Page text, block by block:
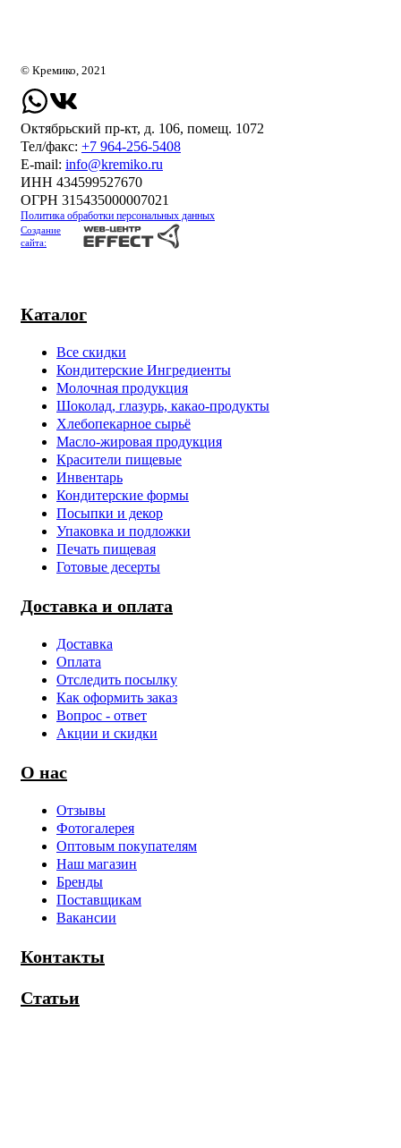
Каталог
Все скидки
Кондитерские Ингредиенты
Молочная продукция
Шоколад, глазурь, какао-продукты
Хлебопекарное сырьё
Масло-жировая продукция
Красители пищевые
Инвентарь
Кондитерские формы
Посыпки и декор
Упаковка и подложки
Печать пищевая
Готовые десерты
Доставка и оплата
Доставка
Оплата
Отследить посылку
Как оформить заказ
Вопрос - ответ
Акции и скидки
О нас
Отзывы
Фотогалерея
Оптовым покупателям
Наш магазин
Бренды
Поставщикам
Вакансии
Контакты
Статьи
© Кремико, 2021
Октябрьский пр-кт, д. 106, помещ. 1072
Тел/факс: +7 964-256-5408
Е-mail: info@kremiko.ru
ИНН 434599527670
ОГРН 315435000007021
Политика обработки персональных данных
Создание
сайта: